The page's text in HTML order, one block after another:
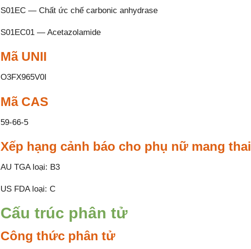
S01EC — Chất ức chế carbonic anhydrase
S01EC01 — Acetazolamide
Mã UNII
O3FX965V0I
Mã CAS
59-66-5
Xếp hạng cảnh báo cho phụ nữ mang thai
AU TGA loại: B3
US FDA loại: C
Cấu trúc phân tử
Công thức phân tử